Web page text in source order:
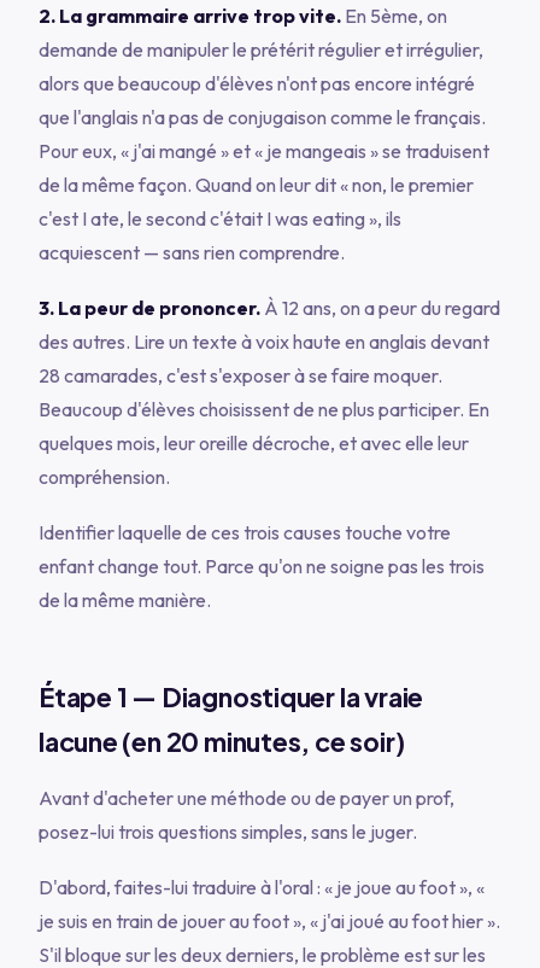
2. La grammaire arrive trop vite. En 5ème, on
demande de manipuler le prétérit régulier et irrégulier,
alors que beaucoup d'élèves n'ont pas encore intégré
que l'anglais n'a pas de conjugaison comme le français.
Pour eux, « j'ai mangé »et« je mangeais »se traduisent
de la même façon. Quand on leur dit« non, le premier
c'est I ate, le second c'était I was eating », ils
acquiescent — sans rien comprendre.
3. La peur de prononcer. À 12 ans, on a peur du regard
des autres. Lire un texte à voix haute en anglais devant
28 camarades, c'est s'exposer à se faire moquer.
Beaucoup d'élèves choisissent de ne plus participer. En
quelques mois, leur oreille décroche, et avec elle leur
compréhension.
Identifier laquelle de ces trois causes touche votre
enfant change tout. Parce qu'on ne soigne pas les trois
de la même manière.
Étape 1 — Diagnostiquer la vraie
lacune (en 20 minutes, ce soir)
Avant d'acheter une méthode ou de payer un prof,
posez-lui trois questions simples, sans le juger.
D'abord, faites-lui traduire à l'oral : « je joue au foot », «
je suis en train de jouer au foot », « j'ai joué au foot hier ».
S'il bloque sur les deux derniers, le problème est sur les